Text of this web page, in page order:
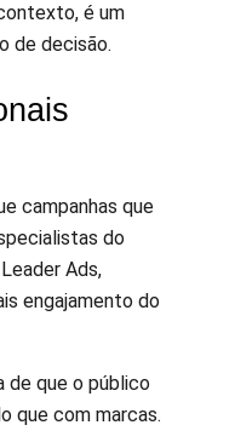
é um
de decisão.
campanhas que
do
Ads,
engajamento do
de que o público
que com marcas.